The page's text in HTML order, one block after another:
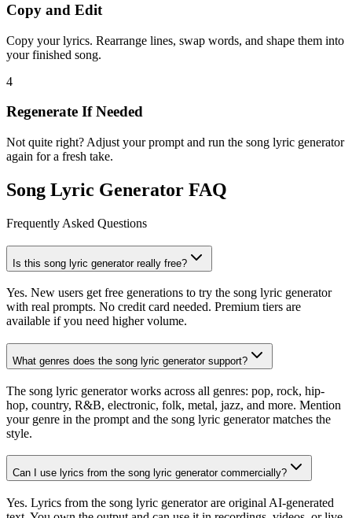
Copy and Edit
Copy your lyrics. Rearrange lines, swap words, and shape them into
your finished song.
4
Regenerate If Needed
Not quite right? Adjust your prompt and run the song lyric generator
again for a fresh take.
Song Lyric Generator FAQ
Frequently Asked Questions
Is this song lyric generator really free?
Yes. New users get free generations to try the song lyric generator
with real prompts. No credit card needed. Premium tiers are
available if you need higher volume.
What genres does the song lyric generator support?
The song lyric generator works across all genres: pop, rock, hip-
hop, country, R&B, electronic, folk, metal, jazz, and more. Mention
your genre in the prompt and the song lyric generator matches the
style.
Can I use lyrics from the song lyric generator commercially?
Yes. Lyrics from the song lyric generator are original AI-generated